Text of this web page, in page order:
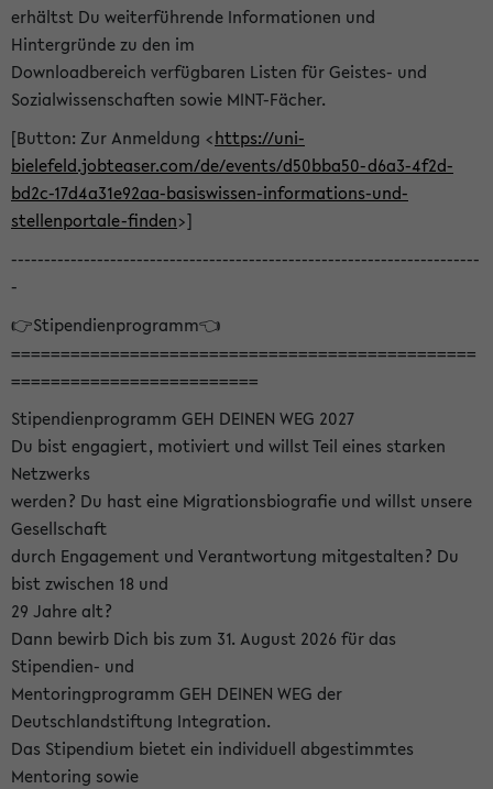
erhältst Du weiterführende Informationen und
Hintergründe zu den im
Downloadbereich verfügbaren Listen für Geistes- und
Sozialwissenschaften sowie MINT-Fächer.
[Button: Zur Anmeldung <https://uni-
bielefeld.jobteaser.com/de/events/d50bba50-d6a3-4f2d-
bd2c-17d4a31e92aa-basiswissen-informations-und-
stellenportale-finden>]
-----------------------------------------------------------------------
-
👉Stipendienprogramm👈
===============================================
=========================
Stipendienprogramm GEH DEINEN WEG 2027
Du bist engagiert, motiviert und willst Teil eines starken
Netzwerks
werden? Du hast eine Migrationsbiografie und willst unsere
Gesellschaft
durch Engagement und Verantwortung mitgestalten? Du
bist zwischen 18 und
29 Jahre alt?
Dann bewirb Dich bis zum 31. August 2026 für das
Stipendien- und
Mentoringprogramm GEH DEINEN WEG der
Deutschlandstiftung Integration.
Das Stipendium bietet ein individuell abgestimmtes
Mentoring sowie